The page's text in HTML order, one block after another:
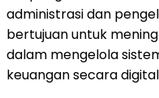
administrasi dan
bertujuan untuk
dalam mengelola
keuangan secara